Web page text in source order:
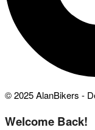
© 2025 AlanBikers -
Welcome Back!